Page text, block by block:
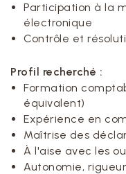
Participation à la
électronique
Contrôle et
Profil recherché :
Formation
équivalent)
Expérience en
Maîtrise des
À l'aise avec les
Autonomie,